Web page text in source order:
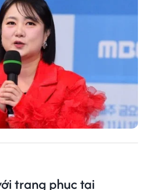
trang phục tại